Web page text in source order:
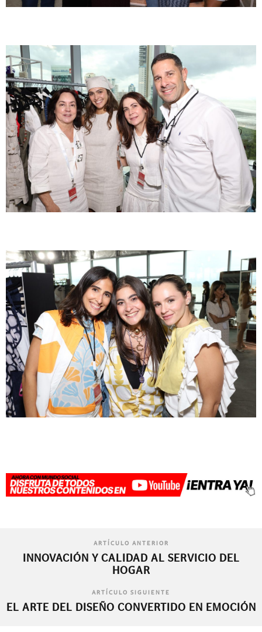
ARTÍCULO ANTERIOR
INNOVACIÓN Y CALIDAD AL SERVICIO DEL
HOGAR
ARTÍCULO SIGUIENTE
EL ARTE DEL DISEÑO CONVERTIDO EN EMOCIÓN